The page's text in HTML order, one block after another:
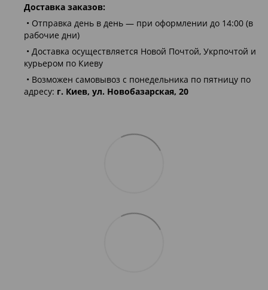
Доставка заказов:
• Отправка день в день — при оформлении до 14:00 (в
рабочие дни)
• Доставка осуществляется Новой Почтой, Укрпочтой и
курьером по Киеву
• Возможен самовывоз с понедельника по пятницу по
адресу: г. Киев, ул. Новобазарская, 20